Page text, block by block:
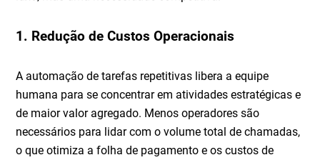
1. Redução de Custos Operacionais
A automação de tarefas repetitivas libera a equipe
humana para se concentrar em atividades estratégicas e
de maior valor agregado. Menos operadores são
necessários para lidar com o volume total de chamadas,
o que otimiza a folha de pagamento e os custos de